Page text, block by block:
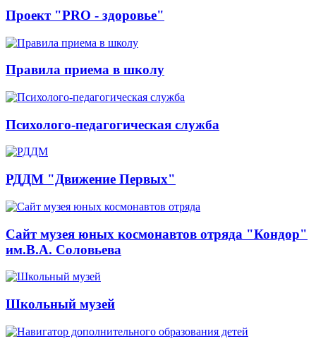
Проект "PRO - здоровье"
Правила приема в школу
Психолого-педагогическая служба
РДДМ "Движение Первых"
Сайт музея юных космонавтов отряда "Кондор"
им.В.А. Соловьева
Школьный музей